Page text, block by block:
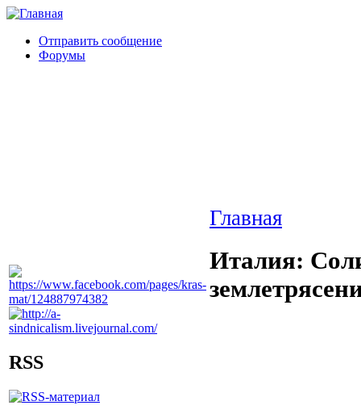
Отправить сообщение
Форумы
RSS
Главная
Италия: